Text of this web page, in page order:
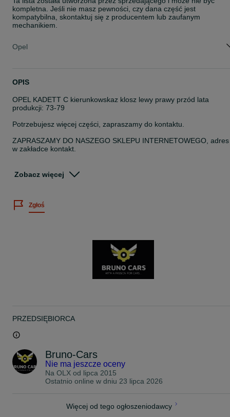
kompletna. Jeśli nie masz pewności, czy dana część jest
kompatybilna, skontaktuj się z producentem lub zaufanym
mechanikiem.
Opel
OPIS
OPEL KADETT C kierunkowskaz klosz lewy prawy przód lata
produkcji: 73-79
Potrzebujesz więcej części, zapraszamy do kontaktu.
ZAPRASZAMY DO NASZEGO SKLEPU INTERNETOWEGO, adres
w zakładce kontakt.
innych modeli OPLA:
- reperaturki błotników tył
- nadkola wewnętrzne
Przygotujemy dla Ciebie spersonalizowaną ofertę.
Z przyjemnością pomożemy w doborze odpowiednich
Zobacz więcej
Zgłoś
PRZEDSIĘBIORCA
Bruno-Cars
Nie ma jeszcze oceny
Na OLX od lipca 2015
Ostatnio online w dniu 23 lipca 2026
Więcej od tego ogłoszeniodawcy